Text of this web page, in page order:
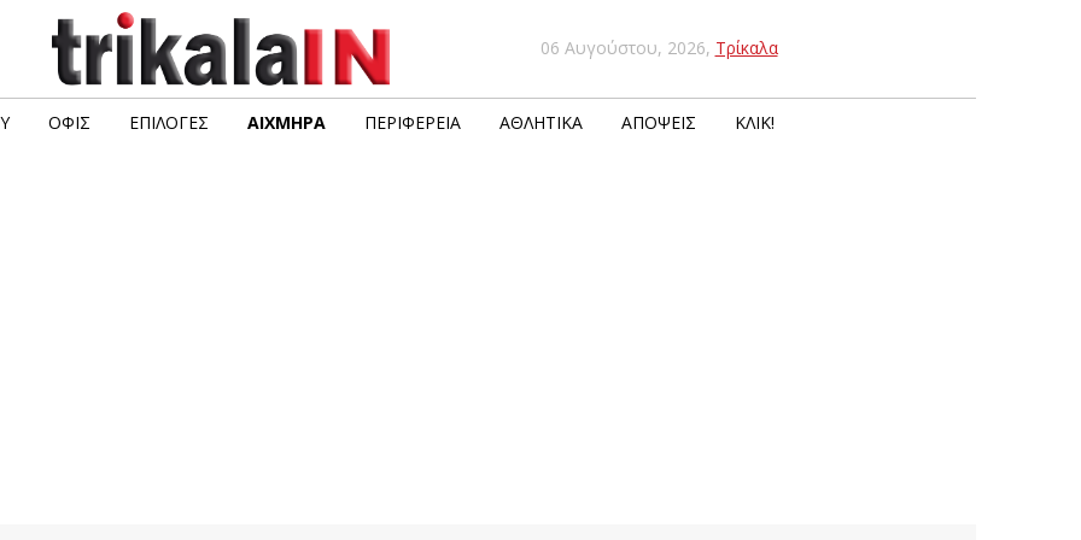
06 Αυγούστου, 2026, Τρίκαλα
ΟΦΙΣ ΕΠΙΛΟΓΈΣ ΑΙΧΜΗΡΆ ΠΕΡΙΦΈΡΕΙΑ ΑΘΛΗΤΙΚΆ ΑΠΌΨΕΙΣ ΚΛΙΚ!